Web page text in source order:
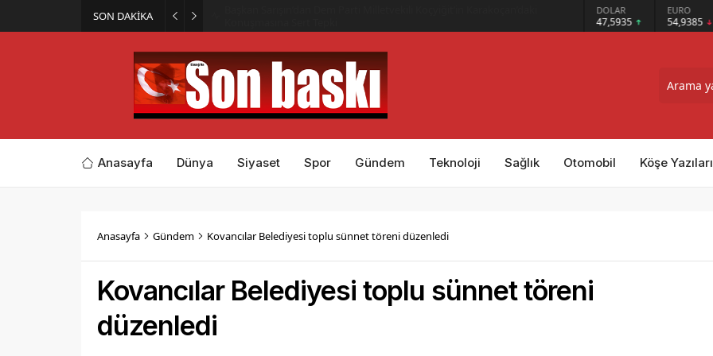
SON DAKİKA DOLAR
47,5935
EURO
54,9385
Anasayfa Dünya Siyaset Spor Gündem Teknoloji Sağlık Otomobil Köşe Yazıları
Anasayfa Gündem Kovancılar Belediyesi toplu sünnet töreni düzenledi
Kovancılar Belediyesi toplu sünnet töreni
düzenledi